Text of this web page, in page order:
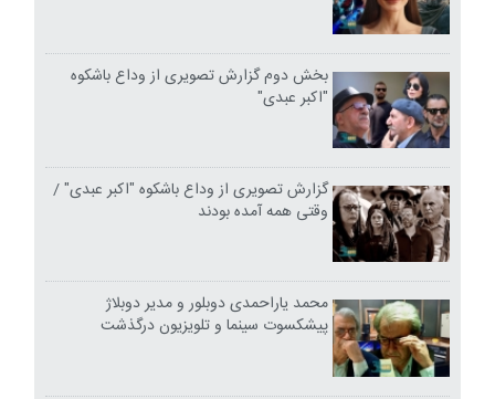
بخش دوم گزارش تصویری از وداع باشکوه
"اکبر عبدی"
گزارش تصویری از وداع باشکوه "اکبر عبدی" /
وقتی همه آمده بودند
محمد یاراحمدی دوبلور و مدیر دوبلاژ
پیشکسوت سینما و تلویزیون درگذشت